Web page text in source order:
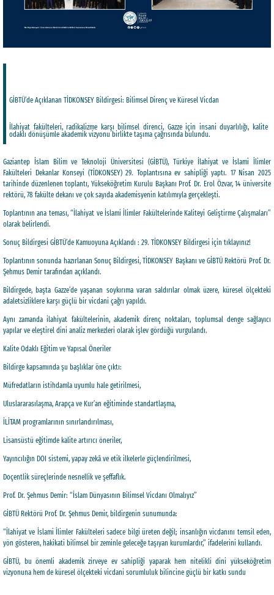
GİBTÜ’de Açıklanan TİDKONSEY Bildirgesi: Bilimsel Direnç ve Küresel Vicdan
İlahiyat fakülteleri, radikalizme karşı bilimsel direnci, Gazze için insani duyarlılığı, kalite
odaklı dönüşümle akademik vizyonu birlikte taşıma çağrısında bulundu.
Gaziantep İslam Bilim ve Teknoloji Üniversitesi (GİBTÜ), Türkiye İlahiyat ve İslami İlimler
Fakülteleri Dekanlar Konseyi (TİDKONSEY) 29. Toplantısına ev sahipliği yaptı. 17 Nisan 2025
tarihinde düzenlenen toplantı, Yükseköğretim Kurulu Başkanı Prof. Dr. Erol Özvar, 14 üniversite
rektörü, 78 fakülte dekanı ve çok sayıda akademisyenin katılımıyla gerçekleşti.
Toplantının ana teması, “İlahiyat ve İslami İlimler Fakültelerinde Kaliteyi Geliştirme Çalışmaları”
olarak belirlendi.
Sonuç Bildirgesi GİBTÜ’de Kamuoyuna Açıklandı : 29. TİDKONSEY Bildirgesi için tıklayınız!
Toplantının sonunda hazırlanan Sonuç Bildirgesi, TİDKONSEY Başkanı ve GİBTÜ Rektörü Prof. Dr.
Şehmus Demir tarafından açıklandı.
Bildirgede, başta Gazze’de yaşanan soykırıma varan saldırılar olmak üzere, küresel ölçekteki
adaletsizliklere karşı güçlü bir vicdani çağrı yapıldı.
Aynı zamanda ilahiyat fakültelerinin, akademik direnç noktaları, toplumsal denge sağlayıcı
yapılar ve eleştirel dini analiz merkezleri olarak işlev gördüğü vurgulandı.
Kalite Odaklı Eğitim ve Yapısal Öneriler
Bildirge kapsamında şu başlıklar öne çıktı:
Müfredatların istihdamla uyumlu hale getirilmesi,
Uluslararasılaşma, Arapça ve Kur’an eğitiminde standartlaşma,
İLİTAM programlarının sınırlandırılması,
Lisansüstü eğitimde kalite artırıcı öneriler,
Yayıncılığın DOI sistemi, yapay zekâ ve etik ilkelerle güçlendirilmesi,
Doçentlik süreçlerinde nesnellik ve şeffaflık.
Prof. Dr. Şehmus Demir: “İslam Dünyasının Bilimsel Vicdanı Olmalıyız”
GİBTÜ Rektörü Prof. Dr. Şehmus Demir, bildirgenin sunumunda:
“İlahiyat ve İslami İlimler Fakülteleri sadece bilgi üreten değil; insanlığın vicdanını temsil eden,
yön gösteren, hakikati bilimsel bir zeminle geleceğe taşıyan kurumlardır,” ifadelerini kullandı.
GİBTÜ, bu önemli akademik zirveye ev sahipliği yaparak hem nitelikli dini yükseköğretim
vizyonuna hem de küresel ölçekteki vicdani sorumluluk bilincine güçlü bir katkı sundu